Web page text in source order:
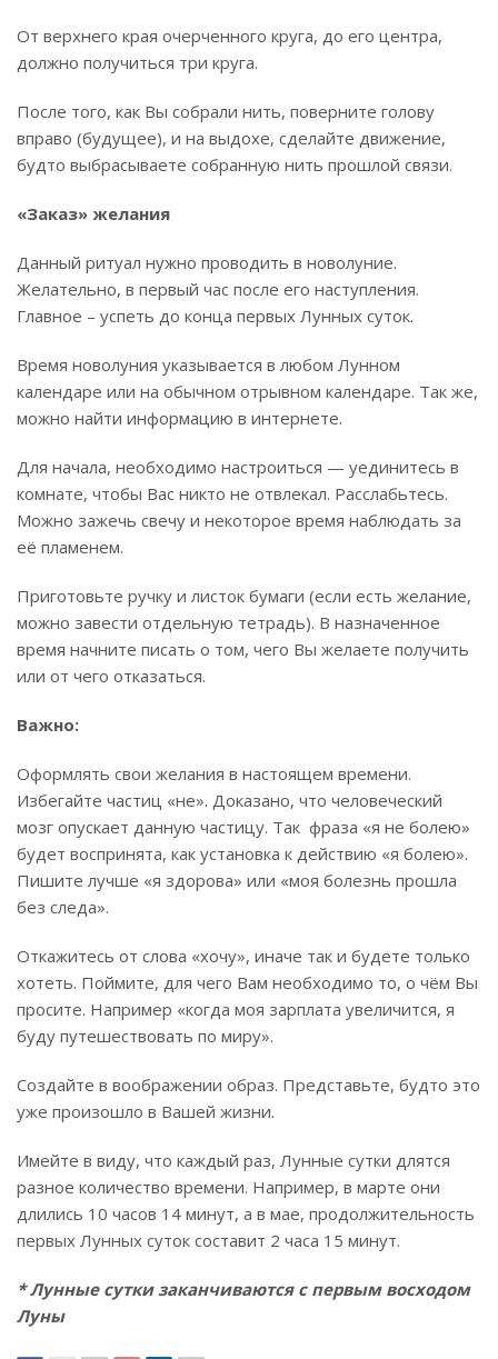
От верхнего края очерченного круга, до его центра,
должно получиться три круга.
После того, как Вы собрали нить, поверните голову
вправо (будущее), и на выдохе, сделайте движение,
будто выбрасываете собранную нить прошлой связи.
«Заказ» желания
Данный ритуал нужно проводить в новолуние.
Желательно, в первый час после его наступления.
Главное – успеть до конца первых Лунных суток.
Время новолуния указывается в любом Лунном
календаре или на обычном отрывном календаре. Так же,
можно найти информацию в интернете.
Для начала, необходимо настроиться — уединитесь в
комнате, чтобы Вас никто не отвлекал. Расслабьтесь.
Можно зажечь свечу и некоторое время наблюдать за
её пламенем.
Приготовьте ручку и листок бумаги (если есть желание,
можно завести отдельную тетрадь). В назначенное
время начните писать о том, чего Вы желаете получить
или от чего отказаться.
Важно:
Оформлять свои желания в настоящем времени.
Избегайте частиц «не». Доказано, что человеческий
мозг опускает данную частицу. Так фраза «я не болею»
будет воспринята, как установка к действию «я болею».
Пишите лучше «я здорова» или «моя болезнь прошла
без следа».
Откажитесь от слова «хочу», иначе так и будете только
хотеть. Поймите, для чего Вам необходимо то, о чём Вы
просите. Например «когда моя зарплата увеличится, я
буду путешествовать по миру».
Создайте в воображении образ. Представьте, будто это
уже произошло в Вашей жизни.
Имейте в виду, что каждый раз, Лунные сутки длятся
разное количество времени. Например, в марте они
длились 10 часов 14 минут, а в мае, продолжительность
первых Лунных суток составит 2 часа 15 минут.
* Лунные сутки заканчиваются с первым восходом
Луны